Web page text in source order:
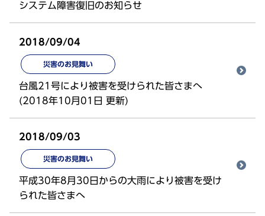
システム障害復旧のお知らせ
2018/09/04
災害のお見舞い
台風21号により被害を受けられた皆さまへ
(2018年10月01日 更新)
2018/09/03
災害のお見舞い
平成30年8月30日からの大雨により被害を受け
られた皆さまへ